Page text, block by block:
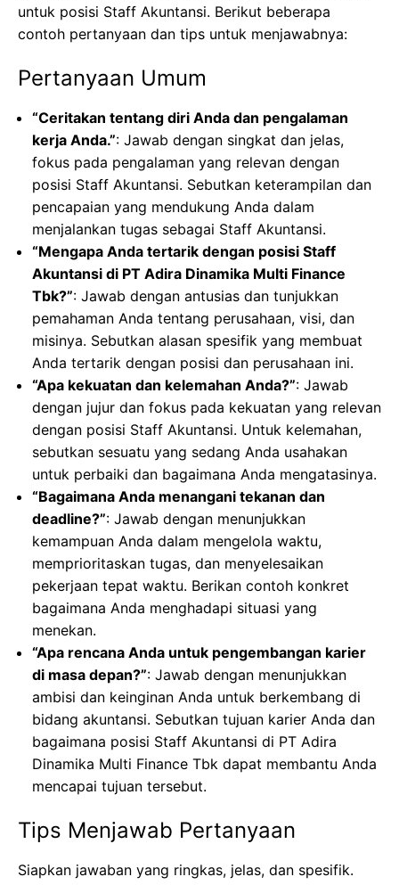
untuk posisi Staff Akuntansi. Berikut beberapa
contoh pertanyaan dan tips untuk menjawabnya:
Pertanyaan Umum
“Ceritakan tentang diri Anda dan pengalaman
kerja Anda.”: Jawab dengan singkat dan jelas,
fokus pada pengalaman yang relevan dengan
posisi Staff Akuntansi. Sebutkan keterampilan dan
pencapaian yang mendukung Anda dalam
menjalankan tugas sebagai Staff Akuntansi.
“Mengapa Anda tertarik dengan posisi Staff
Akuntansi di PT Adira Dinamika Multi Finance
Tbk?”: Jawab dengan antusias dan tunjukkan
pemahaman Anda tentang perusahaan, visi, dan
misinya. Sebutkan alasan spesifik yang membuat
Anda tertarik dengan posisi dan perusahaan ini.
“Apa kekuatan dan kelemahan Anda?”: Jawab
dengan jujur dan fokus pada kekuatan yang relevan
dengan posisi Staff Akuntansi. Untuk kelemahan,
sebutkan sesuatu yang sedang Anda usahakan
untuk perbaiki dan bagaimana Anda mengatasinya.
“Bagaimana Anda menangani tekanan dan
deadline?”: Jawab dengan menunjukkan
kemampuan Anda dalam mengelola waktu,
memprioritaskan tugas, dan menyelesaikan
pekerjaan tepat waktu. Berikan contoh konkret
bagaimana Anda menghadapi situasi yang
menekan.
“Apa rencana Anda untuk pengembangan karier
di masa depan?”: Jawab dengan menunjukkan
ambisi dan keinginan Anda untuk berkembang di
bidang akuntansi. Sebutkan tujuan karier Anda dan
bagaimana posisi Staff Akuntansi di PT Adira
Dinamika Multi Finance Tbk dapat membantu Anda
mencapai tujuan tersebut.
Tips Menjawab Pertanyaan
Siapkan jawaban yang ringkas, jelas, dan spesifik.